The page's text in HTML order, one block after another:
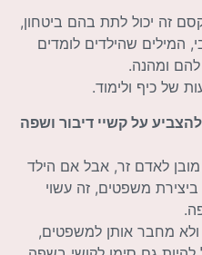
זה יכול לתת בהם ביטחון,
המילים שהילדים לומדים
ומהנה.
של כיף ולימוד.
על קשיי דיבור ושפה
3 צריך להיות מובן לאדם זר, אבל אם הילד
משפטים, זה עשוי
ולא מחבר אותן למשפטים,